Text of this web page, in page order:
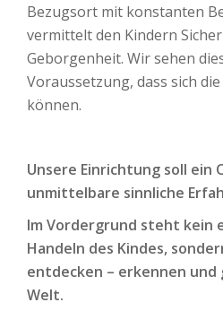
Bezugsort mit konstanten
vermittelt den Kindern
Geborgenheit. Wir sehen
Voraussetzung, dass sich
können.
Unsere Einrichtung soll ein
unmittelbare sinnliche
Im Vordergrund steht kein
Handeln des Kindes,
entdecken – erkennen
Welt.